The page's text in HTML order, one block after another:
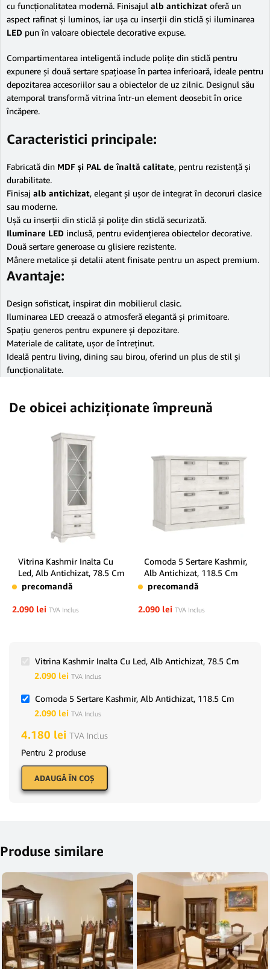
cu funcționalitatea modernă. Finisajul alb antichizat oferă un
aspect rafinat și luminos, iar ușa cu inserții din sticlă și iluminarea
LED pun în valoare obiectele decorative expuse.
Compartimentarea inteligentă include polițe din sticlă pentru
expunere și două sertare spațioase în partea inferioară, ideale pentru
depozitarea accesoriilor sau a obiectelor de uz zilnic. Designul său
atemporal transformă vitrina într-un element deosebit în orice
încăpere.
Caracteristici principale:
Fabricată din MDF și PAL de înaltă calitate, pentru rezistență și
durabilitate.
Finisaj alb antichizat, elegant și ușor de integrat în decoruri clasice
sau moderne.
Ușă cu inserții din sticlă și polițe din sticlă securizată.
Iluminare LED inclusă, pentru evidențierea obiectelor decorative.
Două sertare generoase cu glisiere rezistente.
Mânere metalice și detalii atent finisate pentru un aspect premium.
Avantaje:
Design sofisticat, inspirat din mobilierul clasic.
Iluminarea LED creează o atmosferă elegantă și primitoare.
Spațiu generos pentru expunere și depozitare.
Materiale de calitate, ușor de întreținut.
Ideală pentru living, dining sau birou, oferind un plus de stil și
funcționalitate.
De obicei achiziționate împreună
Vitrina Kashmir Inalta Cu
Led, Alb Antichizat, 78.5 Cm
precomandă
2.090 lei TVA Inclus
Comoda 5 Sertare Kashmir,
Alb Antichizat, 118.5 Cm
precomandă
2.090 lei TVA Inclus
Vitrina Kashmir Inalta Cu Led, Alb Antichizat, 78.5 Cm
2.090 lei TVA Inclus
Comoda 5 Sertare Kashmir, Alb Antichizat, 118.5 Cm
2.090 lei TVA Inclus
4.180 lei TVA Inclus
Pentru 2 produse
ADAUGĂ ÎN COŞ
Produse similare